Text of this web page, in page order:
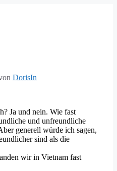
DorisIn
Ja und nein. Wie fast
und unfreundliche
generell würde ich sagen,
sind als die
wir in Vietnam fast